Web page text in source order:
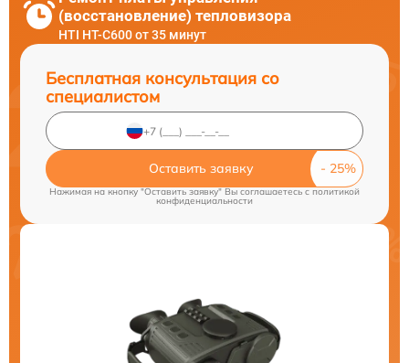
(восстановление) тепловизора
HTI HT-C600 от 35 минут
Бесплатная консультация со
специалистом
Оставить заявку
Нажимая на кнопку "Оставить заявку" Вы соглашаетесь cполитикой
конфиденциальности